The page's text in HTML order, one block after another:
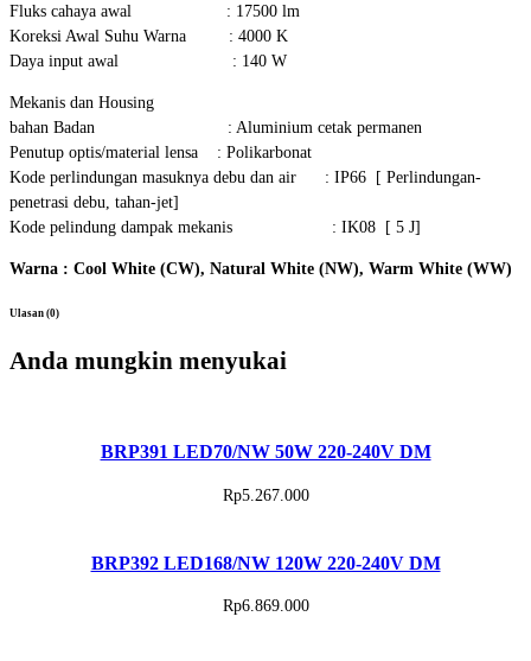
Fluks cahaya awal : 17500 lm
Koreksi Awal Suhu Warna : 4000 K
Daya input awal : 140 W
Mekanis dan Housing
bahan Badan : Aluminium cetak permanen
Penutup optis/material lensa : Polikarbonat
Kode perlindungan masuknya debu dan air : IP66 [ Perlindungan-
penetrasi debu, tahan-jet]
Kode pelindung dampak mekanis : IK08 [ 5 J]
Warna : Cool White (CW), Natural White (NW), Warm White (WW)
Ulasan (0)
Anda mungkin menyukai
BRP391 LED70/NW 50W 220-240V DM
Rp5.267.000
BRP392 LED168/NW 120W 220-240V DM
Rp6.869.000